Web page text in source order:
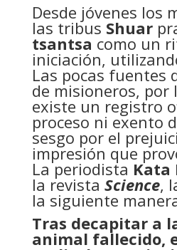
Desde jóvenes los
las tribus Shuar
tsantsa como un
iniciación,
Las pocas fuentes
de misioneros, por
existe un registro
proceso ni exento
sesgo por el
impresión que
La periodista Kata
la revista Science,
la siguiente
Tras decapitar a
animal fallecido,